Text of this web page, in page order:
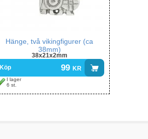
Hänge, två vikingfigurer (ca
38mm)
38x21x2mm
Köp
99 kr
I lager
6 st.